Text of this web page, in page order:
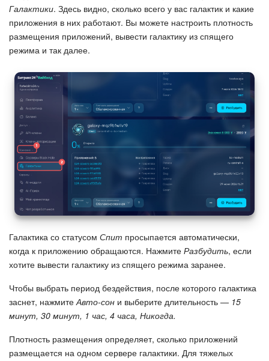
Галактики. Здесь видно, сколько всего у вас галактик и какие
приложения в них работают. Вы можете настроить плотность
размещения приложений, вывести галактику из спящего
режима и так далее.
Галактика со статусом Спит просыпается автоматически,
когда к приложению обращаются. Нажмите Разбудить, если
хотите вывести галактику из спящего режима заранее.
Чтобы выбрать период бездействия, после которого галактика
заснет, нажмитеАвто-сон и выберите длительность — 15
минут, 30 минут, 1 час, 4 часа, Никогда.
Плотность размещения определяет, сколько приложений
размещается на одном сервере галактики. Для тяжелых